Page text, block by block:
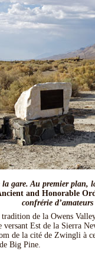
la gare. Au premier plan,
and Honorable
confrérie
de la Owens
Est de la Sierra
de la cité de Zwingli à
Big Pine.